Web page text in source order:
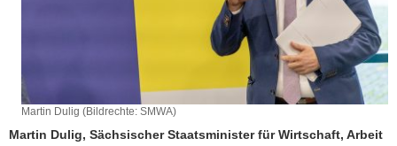
Martin Dulig (Bildrechte: SMWA)
Martin Dulig, Sächsischer Staatsminister für Wirtschaft, Arbeit